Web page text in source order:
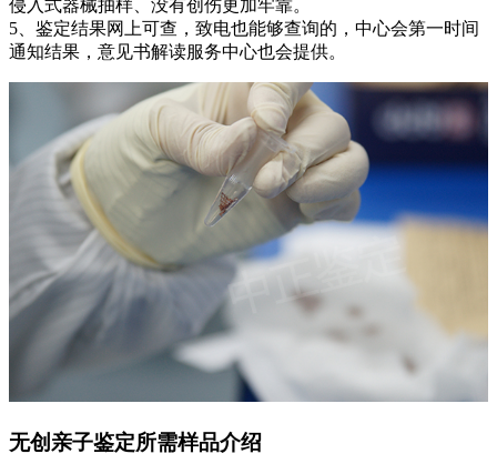
侵入式器械抽样、没有创伤更加牢靠。
5、鉴定结果网上可查，致电也能够查询的，中心会第一时间
通知结果，意见书解读服务中心也会提供。
无创亲子鉴定所需样品介绍